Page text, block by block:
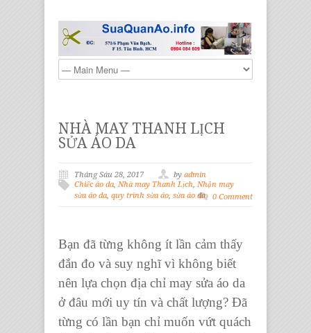
NHÀ MAY THANH LỊCH
SỬA ÁO DA
Tháng Sáu 28, 2017 by admin
Chiếc áo da, Nhà may Thanh Lịch, Nhận may
sửa áo da, quy trình sửa áo, sửa áo da 0 Comment
Bạn đã từng không ít lần cảm thấy
đắn đo và suy nghĩ vì không biết
nên lựa chọn địa chỉ may sửa áo da
ở đâu mới uy tín và chất lượng? Đã
từng có lần bạn chỉ muốn vứt quách